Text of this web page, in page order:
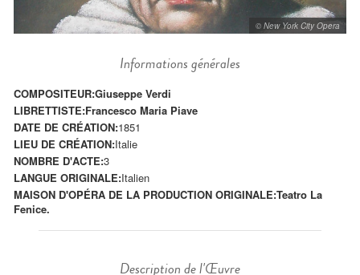
© New York City Opera
Informations générales
COMPOSITEUR:Giuseppe Verdi
LIBRETTISTE:Francesco Maria Piave
DATE DE CRÉATION:1851
LIEU DE CRÉATION:Italie
NOMBRE D'ACTE:3
LANGUE ORIGINALE:Italien
MAISON D'OPÉRA DE LA PRODUCTION ORIGINALE:Teatro La
Fenice.
Description de l'Œuvre